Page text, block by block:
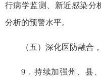
行病学监测、新近感染分
分析的预警水平。
（五）深化医防融合
9．持续加强州、县